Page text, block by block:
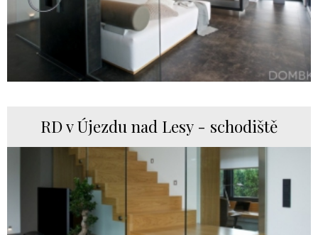
RD v Újezdu nad Lesy - schodiště